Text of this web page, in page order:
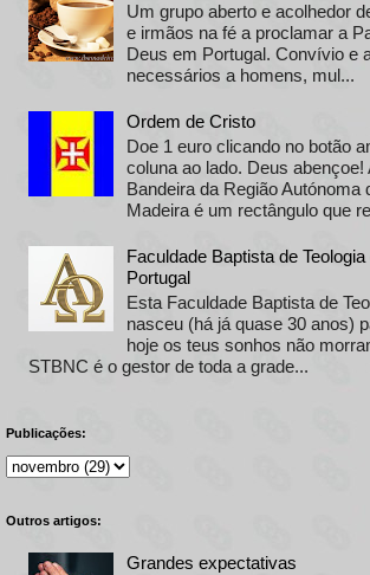
Um grupo aberto e acolhedor
e irmãos na fé a proclamar a
Deus em Portugal. Convívio e
necessários a homens, mul...
Ordem de Cristo
Doe 1 euro clicando no botão
coluna ao lado. Deus abençoe!
Bandeira da Região Autónoma
Madeira é um rectângulo que
Faculdade Baptista de Teologia
Portugal
Esta Faculdade Baptista de
nasceu (há já quase 30 anos)
hoje os teus sonhos não
STBNC é o gestor de toda a grade...
Publicações:
Outros artigos:
Grandes expectativas